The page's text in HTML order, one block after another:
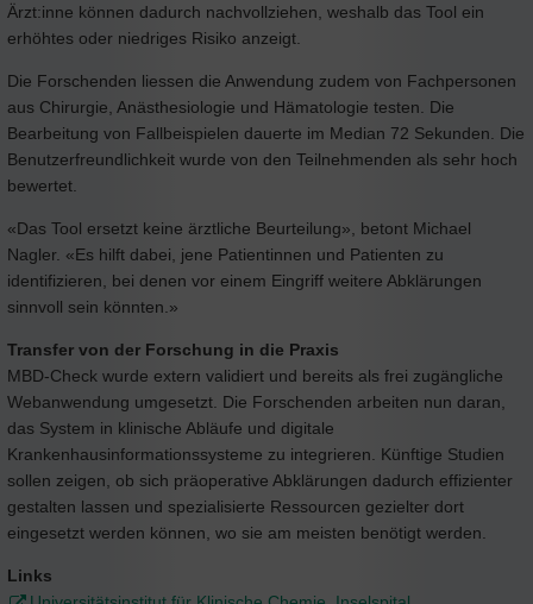
Ärzt:inne können dadurch nachvollziehen, weshalb das Tool ein
erhöhtes oder niedriges Risiko anzeigt.
Die Forschenden liessen die Anwendung zudem von Fachpersonen
aus Chirurgie, Anästhesiologie und Hämatologie testen. Die
Bearbeitung von Fallbeispielen dauerte im Median 72 Sekunden. Die
Benutzerfreundlichkeit wurde von den Teilnehmenden als sehr hoch
bewertet.
«Das Tool ersetzt keine ärztliche Beurteilung», betont Michael
Nagler. «Es hilft dabei, jene Patientinnen und Patienten zu
identifizieren, bei denen vor einem Eingriff weitere Abklärungen
sinnvoll sein könnten.»
Transfer von der Forschung in die Praxis
MBD-Check wurde extern validiert und bereits als frei zugängliche
Webanwendung umgesetzt. Die Forschenden arbeiten nun daran,
das System in klinische Abläufe und digitale
Krankenhausinformationssysteme zu integrieren. Künftige Studien
sollen zeigen, ob sich präoperative Abklärungen dadurch effizienter
gestalten lassen und spezialisierte Ressourcen gezielter dort
eingesetzt werden können, wo sie am meisten benötigt werden.
Links